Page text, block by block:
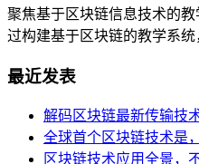
聚焦基于区块链信息技术的
过构建基于区块链的教学系
最近发表
解码区块链最新传输技
全球首个区块链技术是
区块链技术应用全景，